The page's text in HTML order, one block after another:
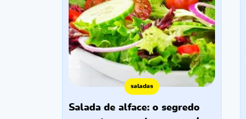
saladas
salada de alface: o segredo